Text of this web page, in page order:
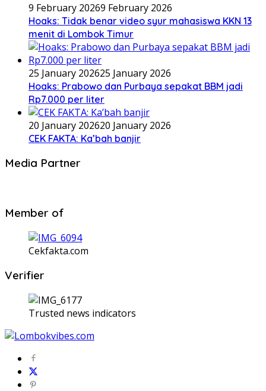
9 February 20269 February 2026
Hoaks: Tidak benar video syur mahasiswa KKN 13
menit di Lombok Timur
25 January 202625 January 2026
Hoaks: Prabowo dan Purbaya sepakat BBM jadi
Rp7.000 per liter
20 January 202620 January 2026
CEK FAKTA: Ka’bah banjir
Media Partner
Member of
Cekfakta.com
Verifier
Trusted news indicators